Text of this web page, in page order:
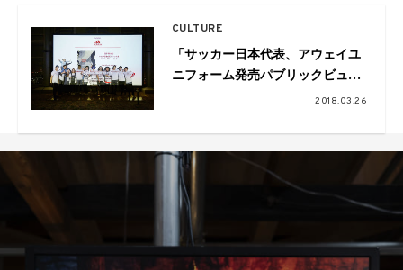
CULTURE
「サッカー日本代表、アウェイユ
ニフォーム発売パブリックビュー
2018.03.26